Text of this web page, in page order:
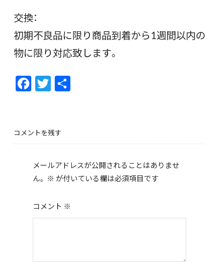
交換：
初期不良品に限り商品到着から1週間以内の
物に限り対応致します。
F
ac
b
o
o
k
T
w
er
コメントを残す
メールアドレスが公開されることはありませ
ん。 ※ が付いている欄は必須項目です
コメント ※